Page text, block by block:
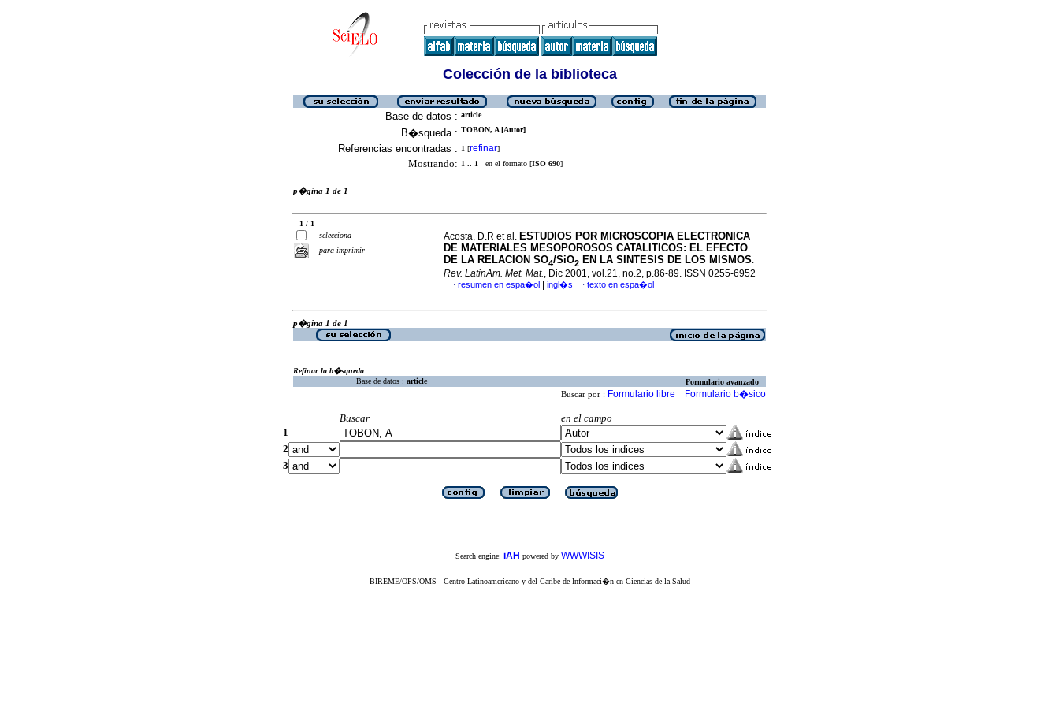
Colección de la biblioteca
Base de datos : article
B�squeda : TOBON, A [Autor]
Referencias encontradas : 1 [refinar]
Mostrando: 1 .. 1 en el formato [ISO 690]
p�gina 1 de 1
1 / 1
selecciona
para imprimir
Acosta, D.R et al. ESTUDIOS POR MICROSCOPIA ELECTRONICA
DE MATERIALES MESOPOROSOS CATALITICOS: EL EFECTO
DE LA RELACION SO4/SiO2 EN LA SINTESIS DE LOS MISMOS.
Rev. LatinAm. Met. Mat.
, Dic 2001, vol.21, no.2, p.86-89. ISSN 0255-6952
· resumen en espa�ol | ingl�s · texto en espa�ol
p�gina 1 de 1
Refinar la b�squeda
Base de datos : article Formulario avanzado
Buscar por : Formulario libre Formulario b�sico
Buscar
en el campo
1
2
3
Search engine: iAH powered by WWWISIS
BIREME/OPS/OMS - Centro Latinoamericano y del Caribe de Informaci�n en Ciencias de la Salud